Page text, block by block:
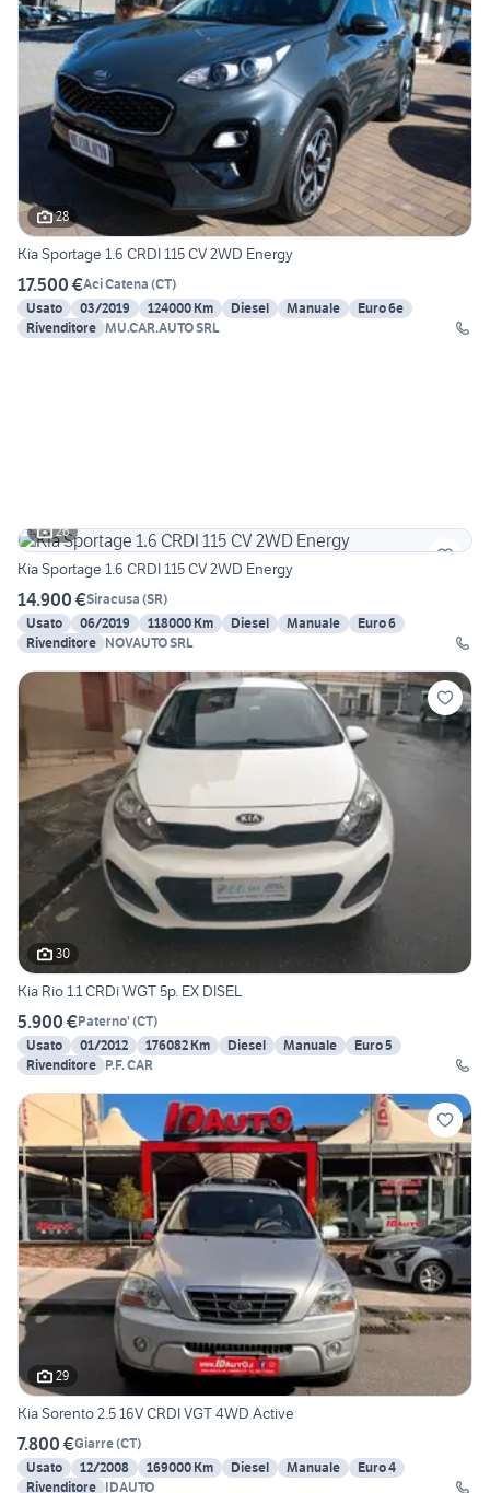
28
Kia Sportage 1.6 CRDI 115 CV 2WD Energy
17.500 €Aci Catena (CT)
Usato
03/2019 124000 Km Diesel Manuale
Euro 6e
Rivenditore MU.CAR.AUTO SRL
26
Kia Sportage 1.6 CRDI 115 CV 2WD Energy
14.900 €Siracusa (SR)
Usato
06/2019 118000 Km Diesel Manuale
Euro 6
Rivenditore NOVAUTO SRL
30
Kia Rio 1.1 CRDi WGT 5p. EX DISEL
5.900 €Paterno' (CT)
Usato
01/2012 176082 Km Diesel Manuale
Euro 5
Rivenditore P.F. CAR
29
Kia Sorento 2.5 16V CRDI VGT 4WD Active
7.800 €Giarre(CT)
Usato
12/2008 169000 Km Diesel Manuale
Euro 4
Rivenditore IDAUTO